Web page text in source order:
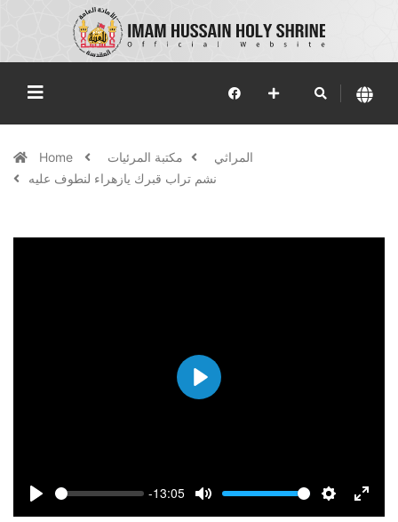
Home مكتبة المرئيات
المراثي
نشم تراب قبرك يازهراء لنطوف عليه
Play
Seek
-13:05
Volume